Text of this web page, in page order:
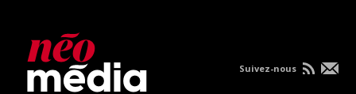
Suivez-nous